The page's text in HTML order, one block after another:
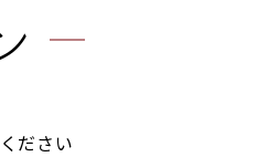
ださい